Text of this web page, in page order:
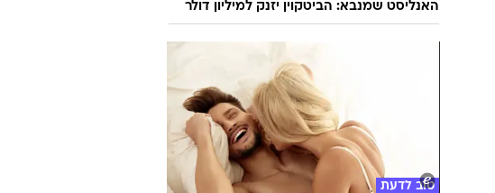
האנליסט שמנבא: הביטקוין יזנק למיליון דולר
טוב לדעת